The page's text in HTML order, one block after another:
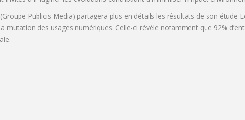
Publicis Media) partagera plus en détails les résultats de son étude
mutation des usages numériques. Celle-ci révèle notamment que 92%